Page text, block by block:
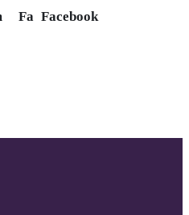
Fa Facebook